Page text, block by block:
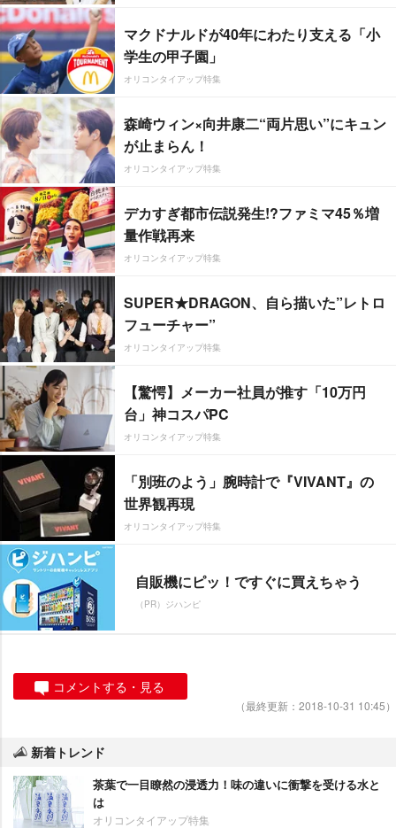
マクドナルドが40年にわたり支える「小
学生の甲子園」
オリコンタイアップ特集
森崎ウィン×向井康二“両片思い”にキュン
が止まらん！
オリコンタイアップ特集
デカすぎ都市伝説発生!?ファミマ45％増
量作戦再来
オリコンタイアップ特集
SUPER★DRAGON、自ら描いた”レトロ
フューチャー”
オリコンタイアップ特集
【驚愕】メーカー社員が推す「10万円
台」神コスパPC
オリコンタイアップ特集
「別班のよう」腕時計で『VIVANT』の
世界観再現
オリコンタイアップ特集
自販機にピッ！ですぐに買えちゃう
（PR）ジハンピ
コメントする・見る
（最終更新：2018-10-31 10:45）
新着トレンド
茶葉で一目瞭然の浸透力！味の違いに衝撃を受ける水と
は
オリコンタイアップ特集